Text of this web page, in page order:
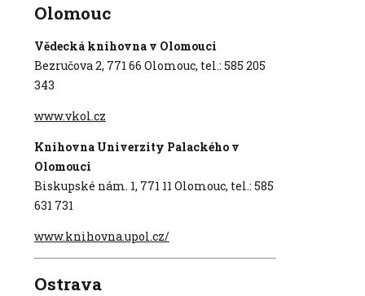
Olomouc
Vědecká knihovna v Olomouci
Bezručova 2, 771 66 Olomouc, tel.: 585 205
343
www.vkol.cz
Knihovna Univerzity Palackého v
Olomouci
Biskupské nám. 1, 771 11 Olomouc, tel.: 585
631 731
www.knihovna.upol.cz/
Ostrava